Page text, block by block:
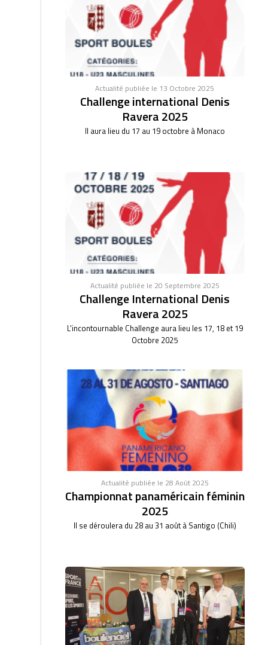
Actualité publiée le 13 Octobre 2025
Challenge international Denis
Ravera 2025
Il aura lieu du 17 au 19 octobre à Monaco
Actualité publiée le 20 Septembre 2025
Challenge International Denis
Ravera 2025
L'incontournable Challenge aura lieu les 17, 18 et 19
Octobre 2025
Actualité publiée le 28 Août 2025
Championnat panaméricain féminin
2025
Il se déroulera du 28 au 31 août à Santigo (Chili)